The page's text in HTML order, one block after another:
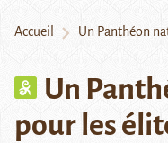
Accueil Un Panthéon
Un
pour les